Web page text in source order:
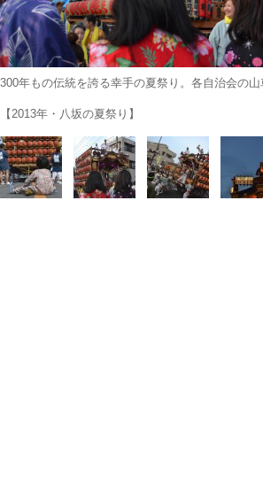
300年もの伝統を誇る幸手の夏祭り。各自治会の
【2013年・八坂の夏祭り】